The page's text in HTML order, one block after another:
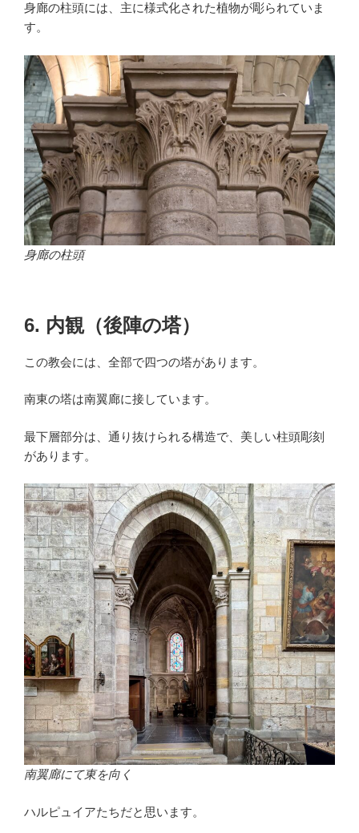
身廊の柱頭には、主に様式化された植物が彫られていま
す。
身廊の柱頭
6. 内観（後陣の塔）
この教会には、全部で四つの塔があります。
南東の塔は南翼廊に接しています。
最下層部分は、通り抜けられる構造で、美しい柱頭彫刻
があります。
南翼廊にて東を向く
ハルピュイアたちだと思います。